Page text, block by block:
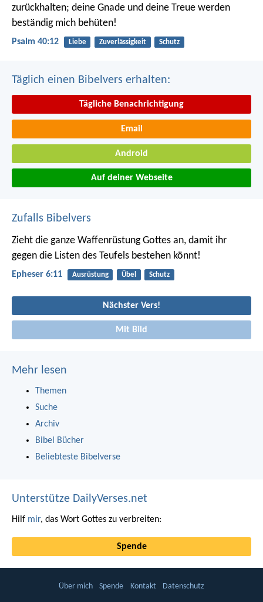
zurückhalten; deine Gnade und deine Treue werden
beständig mich behüten!
Psalm 40:12 Liebe Zuverlässigkeit Schutz
Täglich einen Bibelvers erhalten:
Tägliche Benachrichtigung
Email
Android
Auf deiner Webseite
Zufalls Bibelvers
Zieht die ganze Waffenrüstung Gottes an, damit ihr
gegen die Listen des Teufels bestehen könnt!
Epheser 6:11 Ausrüstung Übel Schutz
Nächster Vers!
Mit Bild
Mehr lesen
Themen
Suche
Archiv
Bibel Bücher
Beliebteste Bibelverse
Unterstütze DailyVerses.net
Hilf mir, das Wort Gottes zu verbreiten:
Spende
Über mich Spende Kontakt Datenschutz